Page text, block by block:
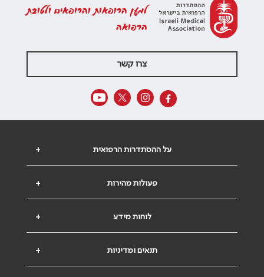
למען הרופאות והרופאים ולטובת
הרפואה
צרו קשר
+ על ההסתדרות הרפואית
+ פעולות מהירות
+ לוחות מידע
+ תנאים ומדיניות